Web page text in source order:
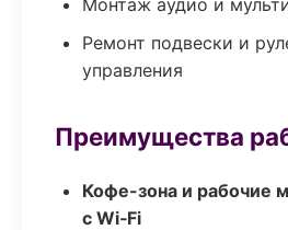
Монтаж аудио и
Ремонт подвески и
управления
Преимущества
Кофе-зона и рабочие
с Wi‑Fi